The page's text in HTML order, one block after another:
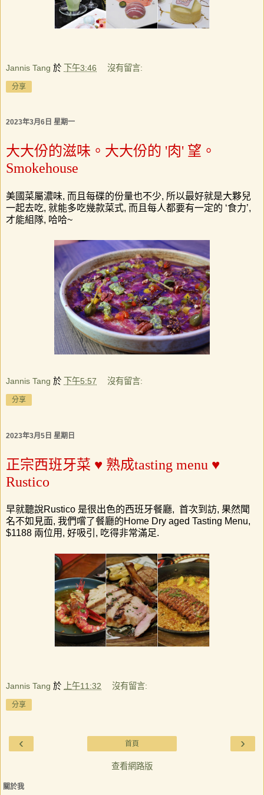
Jannis Tang 於 下午3:46 沒有留言:
分享
2023年3月6日 星期一
大大份的滋味。大大份的 '肉' 望。
Smokehouse
美國菜屬濃味, 而且每碟的份量也不少, 所以最好就是大夥兒
一起去吃, 就能多吃幾款菜式, 而且每人都要有一定的 ‘食力’,
才能組隊, 哈哈~
Jannis Tang 於 下午5:57 沒有留言:
分享
2023年3月5日 星期日
正宗西班牙菜 ♥ 熟成tasting menu ♥
Rustico
早就聽說Rustico 是很出色的西班牙餐廳, 首次到訪, 果然聞
名不如見面, 我們嚐了餐廳的Home Dry aged Tasting Menu,
$1188 兩位用 , 好吸引 , 吃得非常滿足.
Jannis Tang 於 上午11:32 沒有留言:
分享
‹ ›
首頁
查看網路版
關於我